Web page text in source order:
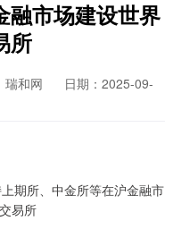
融市场建设世界
所
瑞和网
日期：2025-09-